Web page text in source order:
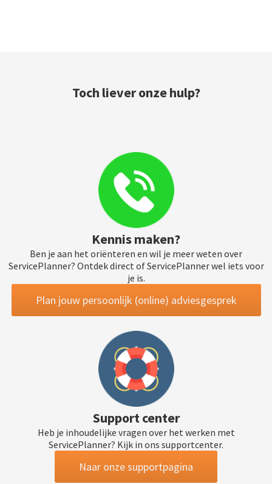
Toch liever onze hulp?
Kennis maken?
Ben je aan het oriënteren en wil je meer weten over
ServicePlanner? Ontdek direct of ServicePlanner wel iets voor
je is.
Plan jouw persoonlijk (online) adviesgesprek
Support center
Heb je inhoudelijke vragen over het werken met
ServicePlanner? Kijk in ons supportcenter.
Naar onze supportpagina